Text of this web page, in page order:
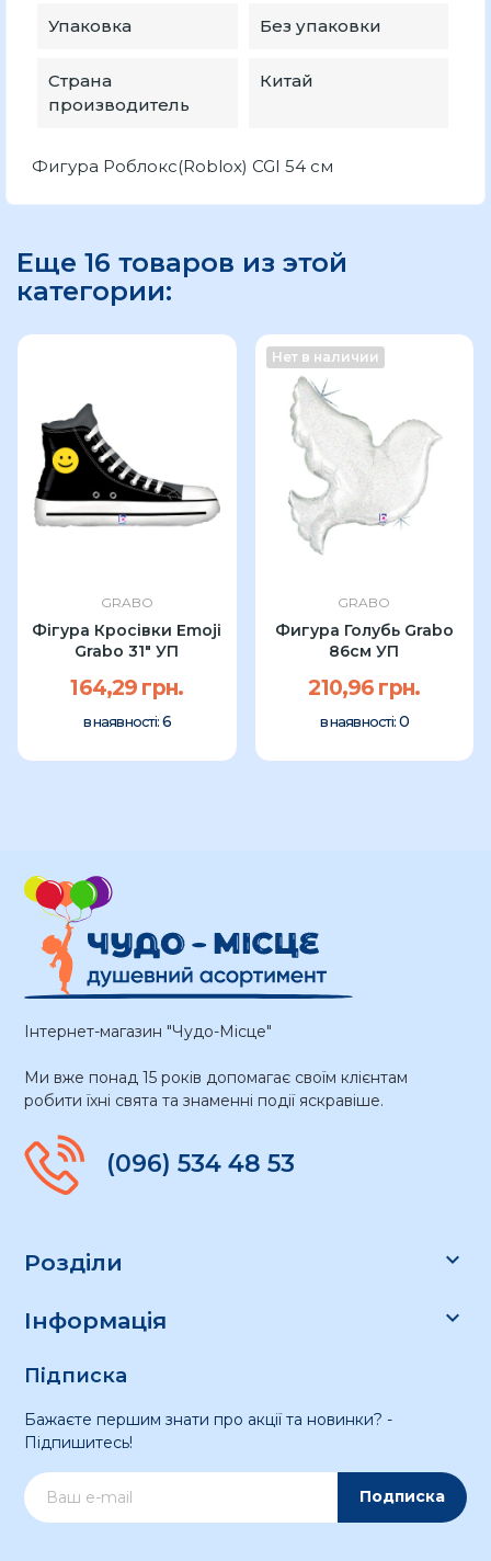
Упаковка Без упаковки
Страна
производитель
Китай
Фигура Роблoкс(Roblox) CGI 54 см
Еще 16 товаров из этой
категории:
GRABO
Фігура Кросівки Emoji
Grabo 31" УП
164,29 грн.
в наявності: 6
Нет в наличии
GRABO
Фигура Голубь Grabo
86см УП
210,96 грн.
в наявності: 0
Інтернет-магазин "Чудо-Місце"
Ми вже понад 15 років допомагає своїм клієнтам
робити їхні свята та знаменні події яскравіше.
(096) 534 48 53
Розділи 
Інформація 
Підписка
Бажаєте першим знати про акції та новинки? -
Підпишитесь!
Подписка